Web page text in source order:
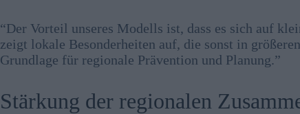
“Der Vorteil unseres Modells ist, dass es sich auf
zeigt lokale Besonderheiten auf, die sonst in
Grundlage für regionale Prävention und Planung.”
Stärkung der regionalen